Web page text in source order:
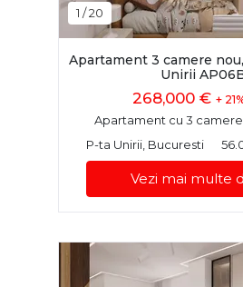
1 /20
Apartament 3 camere
Unirii
268,000 € +
Apartament cu 3
P-ta Unirii, Bucuresti
Vezi mai multe